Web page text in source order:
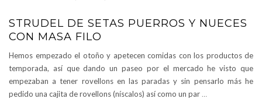
STRUDEL DE SETAS PUERROS Y NUECES
CON MASA FILO
Hemos empezado el otoño y apetecen comidas con los productos de
temporada, así que dando un paseo por el mercado he visto que
empezaban a tener rovellons en las paradas y sin pensarlo más he
pedido una cajita de rovellons (níscalos) así como un par …